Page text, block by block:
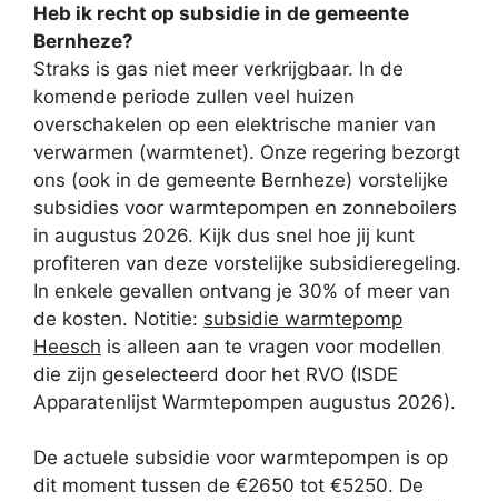
Heb ik recht op subsidie in de gemeente
Bernheze?
Straks is gas niet meer verkrijgbaar. In de
komende periode zullen veel huizen
overschakelen op een elektrische manier van
verwarmen (warmtenet). Onze regering bezorgt
ons (ook in de gemeente Bernheze) vorstelijke
subsidies voor warmtepompen en zonneboilers
in augustus 2026. Kijk dus snel hoe jij kunt
profiteren van deze vorstelijke subsidieregeling.
In enkele gevallen ontvang je 30% of meer van
de kosten. Notitie: subsidie warmtepomp
Heesch is alleen aan te vragen voor modellen
die zijn geselecteerd door het RVO (ISDE
Apparatenlijst Warmtepompen augustus 2026).
De actuele subsidie voor warmtepompen is op
dit moment tussen de €2650 tot €5250. De